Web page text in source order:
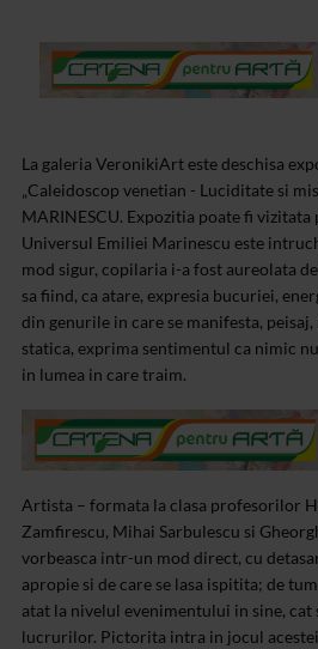
La galeria VeronikiArt este deschisa
„Caleidoscop venetian - Luciditate si
MARINESCU. Expozitia poate fi vizitata
Universul Emiliei Marinescu este
mod sigur, copilaria i-a fost aureolata
sa fiind, ca atare, expresia bucuriei,
din genurile in care se manifesta,
statica, exprima sentimentul ca nimic
in lumea in care traim.
Artista – formata la clasa profesorilor
Zamfirescu, Mihai Sarbulescu si
vorbeasca intr-un mod direct, cu
apropie si de care se lasa ispitita; de
atat la nivelul evenimentului in sine, cat
lucrurilor. Pictorita intra in jocul